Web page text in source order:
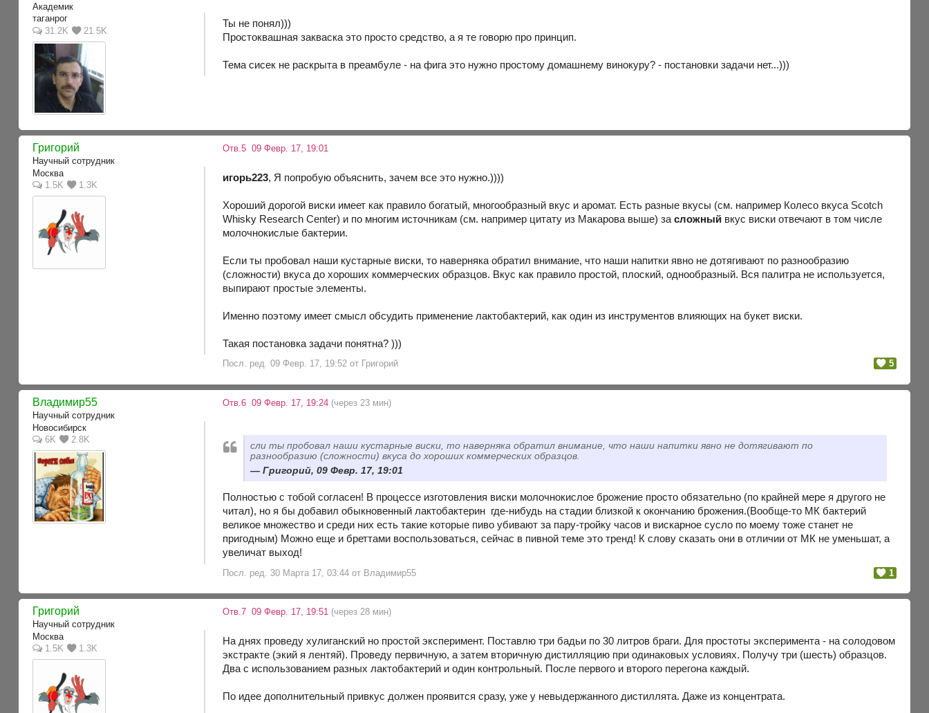
Академик
таганрог
31.2K
21.5K
Ты не понял)))
Простоквашная закваска это просто средство, а я те говорю про принцип.
Тема сисек не раскрыта в преамбуле - на фига это нужно простому домашнему винокуру? - постановки задачи нет...)))
Григорий
Научный сотрудник
Москва
1.5K
1.3K
Отв.5 09 Февр. 17, 19:01
игорь223, Я попробую объяснить, зачем все это нужно.))))
Хороший дорогой виски имеет как правило богатый, многообразный вкус и аромат. Есть разные вкусы (см. например Колесо вкуса Scotch
Whisky Research Center) и по многим источникам (см. например цитату из Макарова выше) засложный вкус виски отвечают в том числе
молочнокислые бактерии.
Если ты пробовал наши кустарные виски, то наверняка обратил внимание, что наши напитки явно не дотягивают по разнообразию
(сложности) вкуса до хороших коммерческих образцов. Вкус как правило простой, плоский, однообразный. Вся палитра не используется,
выпирают простые элементы.
Именно поэтому имеет смысл обсудить применение лактобактерий, как один из инструментов влияющих на букет виски.
Такая постановка задачи понятна? )))
Посл. ред. 09 Февр. 17, 19:52 от Григорий 5
Владимир55
Научный сотрудник
Новосибирск
6K
2.8K
Отв.6 09 Февр. 17, 19:24 (через 23 мин)
сли ты пробовал наши кустарные виски, то наверняка обратил внимание, что наши напитки явно не дотягивают по
разнообразию (сложности) вкуса до хороших коммерческих образцов.
Григорий, 09 Февр. 17, 19:01
Полностью с тобой согласен! В процессе изготовления виски молочнокислое брожение просто обязательно (по крайней мере я другого не
читал), но я бы добавил обыкновенный лактобактерин где-нибудь на стадии близкой к окончанию брожения.(Вообще-то МК бактерий
великое множество и среди них есть такие которые пиво убивают за пару-тройку часов и вискарное сусло по моему тоже станет не
пригодным) Можно еще и бреттами воспользоваться, сейчас в пивной теме это тренд! К слову сказать они в отличии от МК не уменьшат, а
увеличат выход!
Посл. ред. 30 Марта 17, 03:44 от Владимир55 1
Григорий
Научный сотрудник
Москва
1.5K
1.3K
Отв.7 09 Февр. 17, 19:51 (через 28 мин)
На днях проведу хулиганский но простой эксперимент. Поставлю три бадьи по 30 литров браги. Для простоты эксперимента - на солодовом
экстракте (экий я лентяй). Проведу первичную, а затем вторичную дистилляцию при одинаковых условиях. Получу три (шесть) образцов.
Два с использованием разных лактобактерий и один контрольный. После первого и второго перегона каждый.
По идее дополнительный привкус должен проявится сразу, уже у невыдержанного дистиллята. Даже из концентрата.